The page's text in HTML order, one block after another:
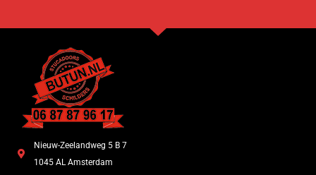
Nieuw-Zeelandweg 5 B 7
1045 AL Amsterdam